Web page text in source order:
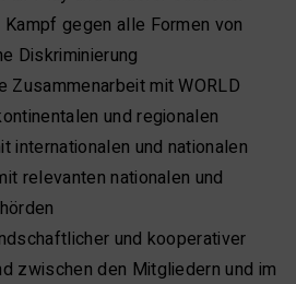
gegen alle Formen von
Diskriminierung
Zusammenarbeit mit WORLD
und regionalen
internationalen und nationalen
relevanten nationalen und
und kooperativer
zwischen den Mitgliedern und im